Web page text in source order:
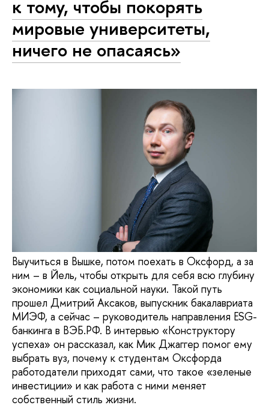
к тому, чтобы покорять
мировые университеты,
ничего не опасаясь»
Выучиться в Вышке, потом поехать в Оксфорд, а за
ним – в Йель, чтобы открыть для себя всю глубину
экономики как социальной науки. Такой путь
прошел Дмитрий Аксаков, выпускник бакалавриата
МИЭФ, а сейчас – руководитель направления ESG-
банкинга в ВЭБ.РФ. В интервью «Конструктору
успеха» он рассказал, как Мик Джаггер помог ему
выбрать вуз, почему к студентам Оксфорда
работодатели приходят сами, что такое «зеленые
инвестиции» и как работа с ними меняет
собственный стиль жизни.